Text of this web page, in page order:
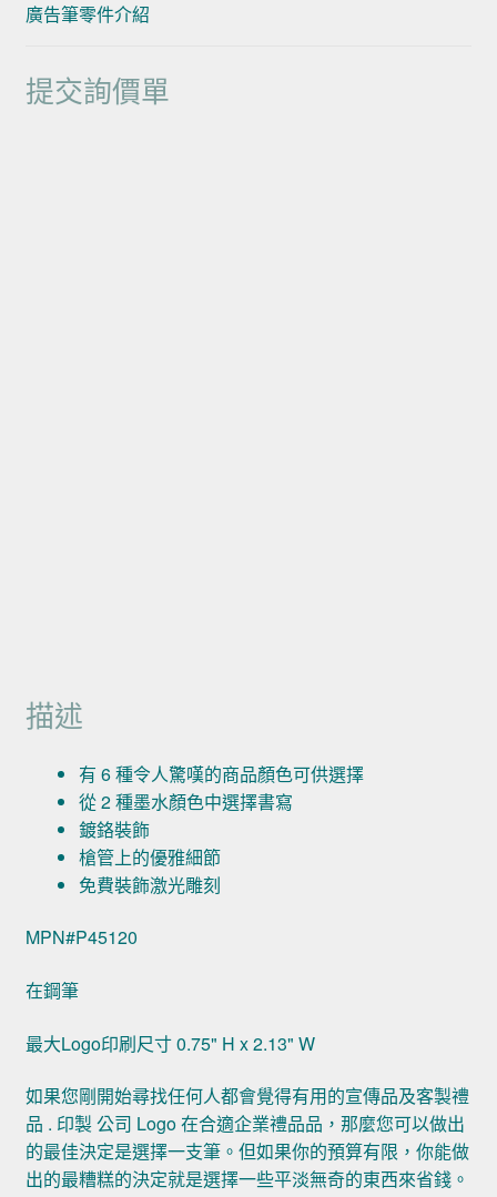
廣告筆零件介紹
提交詢價單
描述
有 6 種令人驚嘆的商品顏色可供選擇
從 2 種墨水顏色中選擇書寫
鍍鉻裝飾
槍管上的優雅細節
免費裝飾激光雕刻
MPN#P45120
在鋼筆
最大Logo印刷尺寸 0.75" H x 2.13" W
如果您剛開始尋找任何人都會覺得有用的宣傳品及客製禮
品 . 印製 公司 Logo 在合適企業禮品品，那麼您可以做出
的最佳決定是選擇一支筆。但如果你的預算有限，你能做
出的最糟糕的決定就是選擇一些平淡無奇的東西來省錢。